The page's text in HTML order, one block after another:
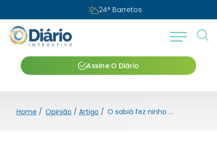
24° Barretos
Assine O Diário
Home / Opinião / Artigo / O sabiá fez ninho no meu chapéu